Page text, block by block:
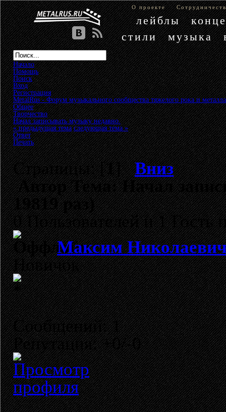
О проекте
лейблы
стили
музыка
Начало
Помощь
Поиск
Вход
Регистрация
MetalRus - Форум музыкального сообщества тяжелого рока и металла
Общее»
Творчество»
Начал записывать музыку недавно.
« предыдущая тема следующая тема »
Ответ
Печать
Страницы: [1]Вниз
АвторТема: Начал
19819 раз)
0 Пользователей и 1 Гость
Максим
Новичок
Сообщений: 1
Репутация: +0/-0